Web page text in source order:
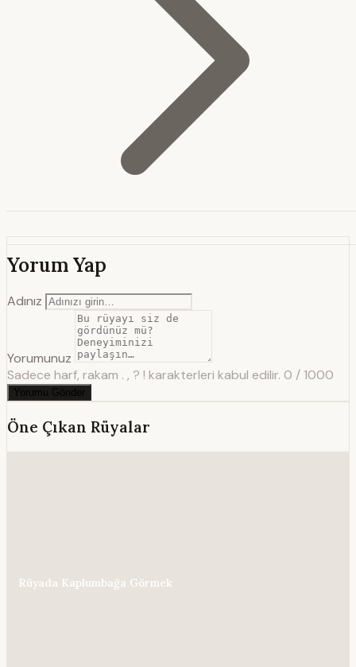
Yorum Yap
Adınız
Yorumunuz
Sadece harf, rakam . , ? ! karakterleri kabul edilir. 0 / 1000
Yorumu Gönder
Öne Çıkan Rüyalar
Rüyada Kaplumbağa Görmek